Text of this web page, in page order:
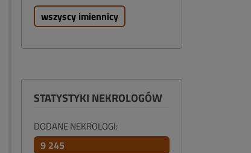
wszyscy imiennicy
STATYSTYKI NEKROLOGÓW
DODANE NEKROLOGI:
9 245